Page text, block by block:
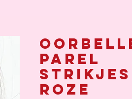
parel
strikjes
roze